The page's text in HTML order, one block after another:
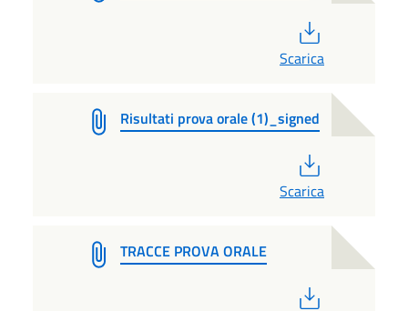
Scarica
Risultati prova orale (1)_signed
Scarica
TRACCE PROVA ORALE